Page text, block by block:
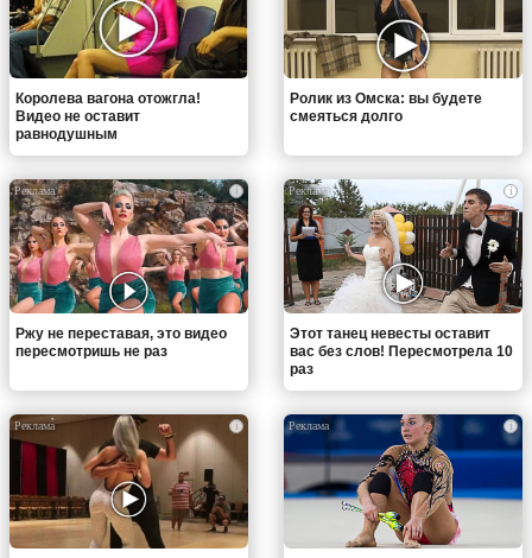
Королева вагона отожгла!
Видео не оставит
равнодушным
Ролик из Омска: вы будете
смеяться долго
i
Ржу не переставая, это видео
пересмотришь не раз
i
Этот танец невесты оставит
вас без слов! Пересмотрела 10
раз
i i